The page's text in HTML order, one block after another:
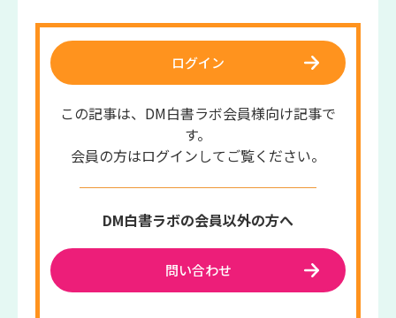
ログイン
この記事は、DM白書ラボ会員様向け記事で
す。
会員の方はログインしてご覧ください。
DM白書ラボの会員以外の方へ
問い合わせ